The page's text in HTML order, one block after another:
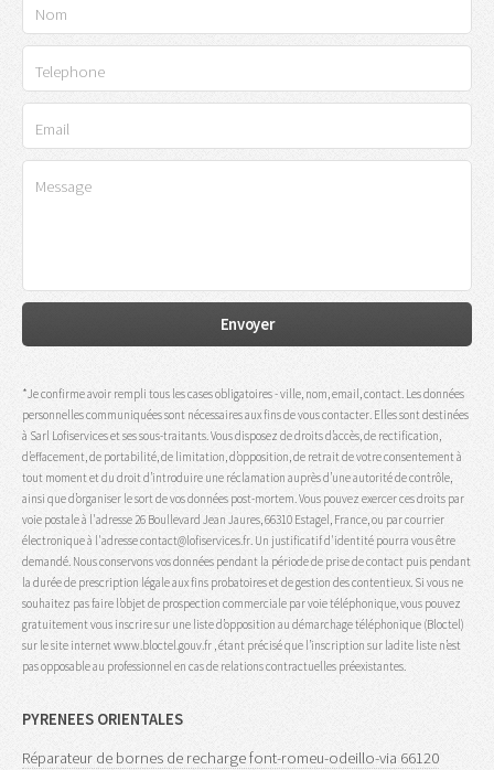
*Je confirme avoir rempli tous les cases obligatoires - ville, nom, email, contact. Les données
personnelles communiquées sont nécessaires aux fins de vous contacter. Elles sont destinées
à Sarl Lofiservices et ses sous-traitants. Vous disposez de droits d’accès, de rectification,
d’effacement, de portabilité, de limitation, d’opposition, de retrait de votre consentement à
tout moment et du droit d’introduire une réclamation auprès d’une autorité de contrôle,
ainsi que d’organiser le sort de vos données post-mortem. Vous pouvez exercer ces droits par
voie postale à l'adresse 26 Boullevard Jean Jaures, 66310 Estagel, France, ou par courrier
électronique à l'adresse contact@lofiservices.fr. Un justificatif d'identité pourra vous être
demandé. Nous conservons vos données pendant la période de prise de contact puis pendant
la durée de prescription légale aux fins probatoires et de gestion des contentieux. Si vous ne
souhaitez pas faire l’objet de prospection commerciale par voie téléphonique, vous pouvez
gratuitement vous inscrire sur une liste d’opposition au démarchage téléphonique (Bloctel)
sur le site internet www.bloctel.gouv.fr , étant précisé que l’inscription sur ladite liste n’est
pas opposable au professionnel en cas de relations contractuelles préexistantes.
PYRENEES ORIENTALES
Réparateur de bornes de recharge font-romeu-odeillo-via 66120